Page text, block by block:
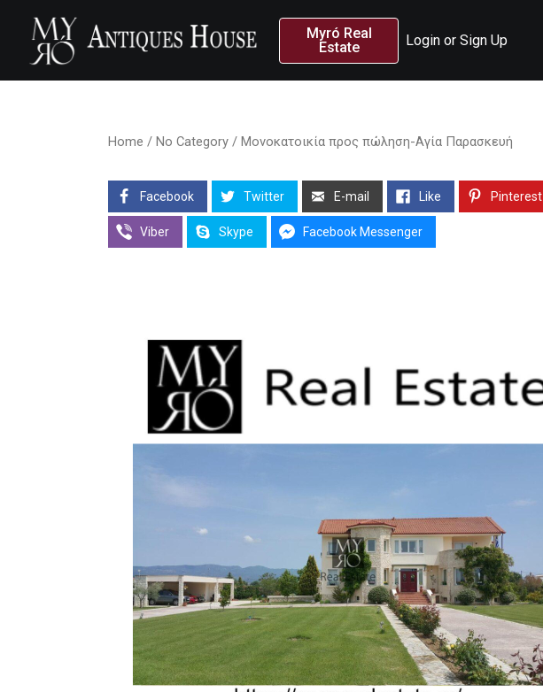
Myró Real
Estate
Login or Sign Up
Home / No Category / Μονοκατοικία προς πώληση-Αγία Παρασκευή
Facebook Twitter E-mail Like Pinterest
Viber Skype Facebook Messenger